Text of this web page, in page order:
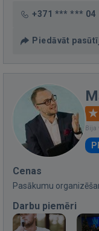
+371 *** *** 04
Piedāvāt
Bija
Cenas
Pasākumu
Darbu piemēri